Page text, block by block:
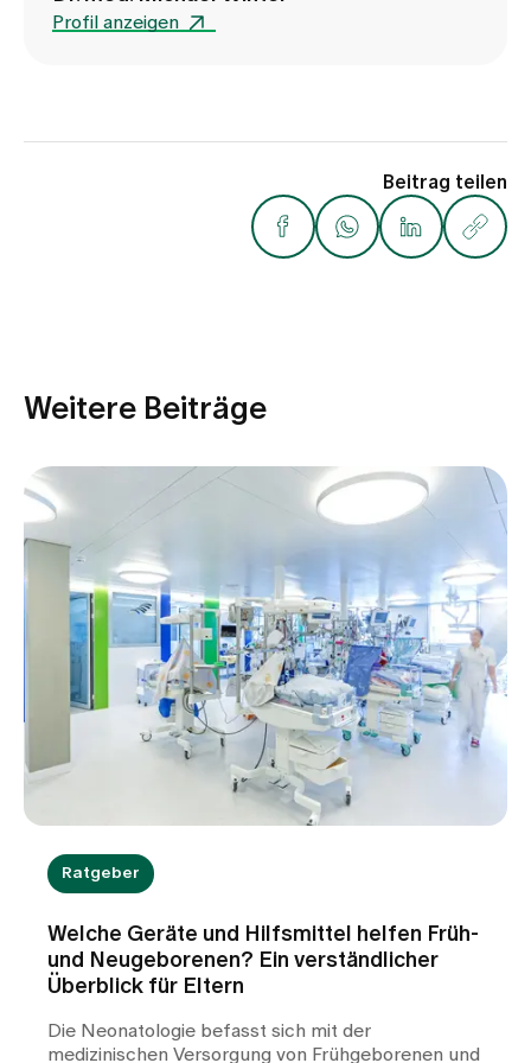
Profil anzeigen
Beitrag teilen
Weitere Beiträge
Ratgeber
Welche Geräte und Hilfsmittel helfen Früh-
und Neugeborenen? Ein verständlicher
Überblick für Eltern
Die Neonatologie befasst sich mit der
medizinischen Versorgung von Frühgeborenen und